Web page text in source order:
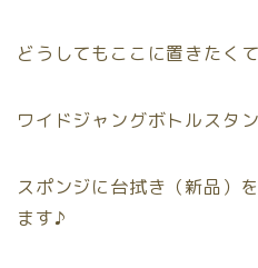
どうしてもここに置きたく
ワイドジャングボトルスタ
スポンジに台拭き（新品）
ます♪